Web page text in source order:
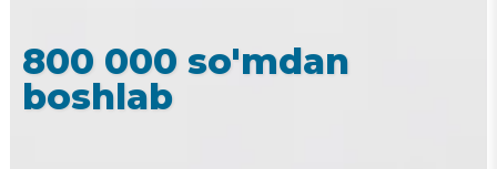
800 000 so'mdan
boshlab